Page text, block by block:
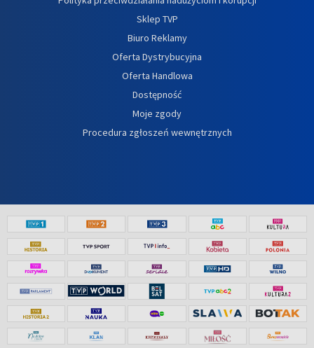
Sklep TVP
Biuro Reklamy
Oferta Dystrybucyjna
Oferta Handlowa
Dostępność
Moje zgody
Procedura zgłoszeń wewnętrznych